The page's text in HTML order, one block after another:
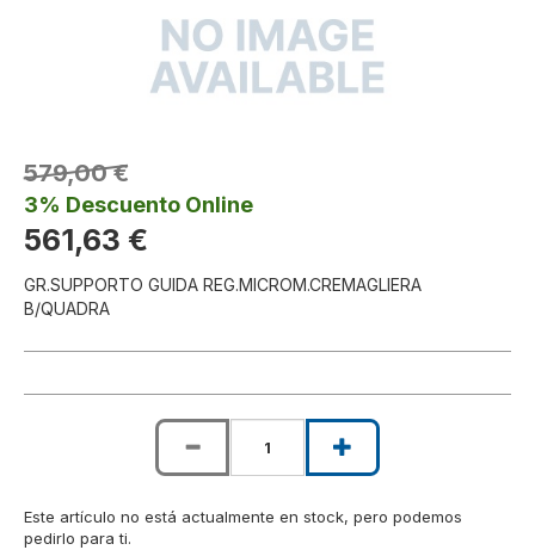
579,00 €
3% Descuento Online
561,63 €
GR.SUPPORTO GUIDA REG.MICROM.CREMAGLIERA
B/QUADRA
Este artículo no está actualmente en stock, pero podemos
pedirlo para ti.